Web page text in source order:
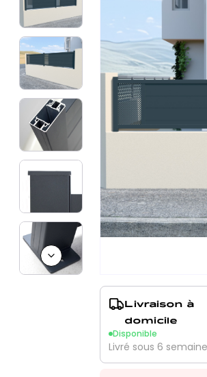
Next slide
Livraison à
domicile
Disponible
Livré sous 6